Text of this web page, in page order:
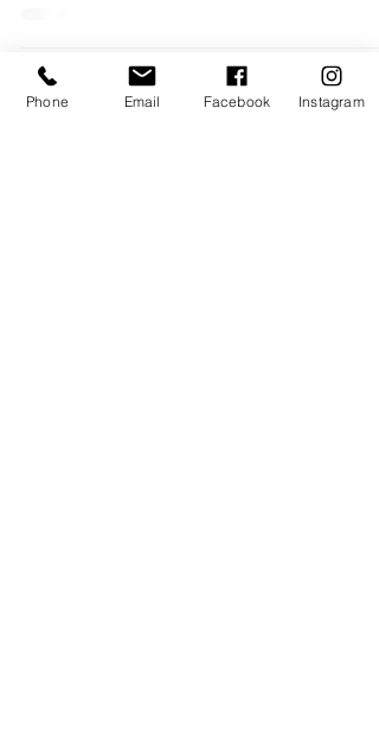
συσσωρευμένα λίπη και υπολείμματα από
Phone Email Facebook Instagram